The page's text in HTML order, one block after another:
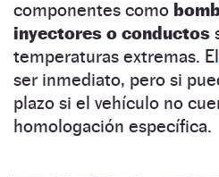
componentes como
inyectores o conductos
temperaturas extremas. El
ser inmediato, pero si
plazo si el vehículo no
homologación específica.